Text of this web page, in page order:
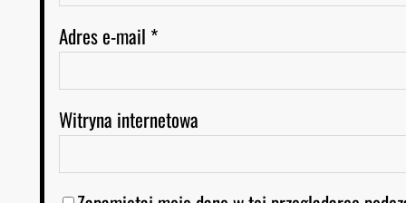
Adres e-mail *
Witryna internetowa